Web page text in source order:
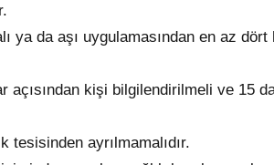
ya da aşı uygulamasından en az dört
açısından kişi bilgilendirilmeli ve 15
ayrılmamalıdır.